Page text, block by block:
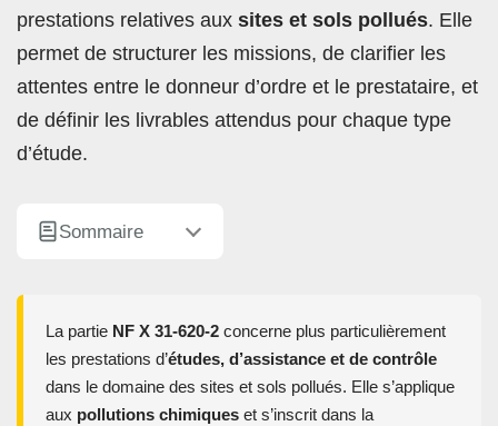
prestations relatives aux sites et sols pollués. Elle
permet de structurer les missions, de clarifier les
attentes entre le donneur d’ordre et le prestataire, et
de définir les livrables attendus pour chaque type
d’étude.
Sommaire
La partie NF X 31-620-2 concerne plus particulièrement
les prestations d’études, d’assistance et de contrôle
dans le domaine des sites et sols pollués. Elle s’applique
aux pollutions chimiques et s’inscrit dans la